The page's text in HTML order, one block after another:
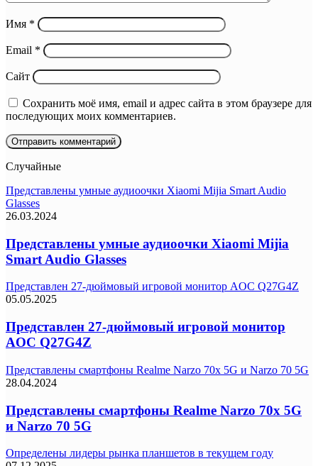
Имя *
Email *
Сайт
Сохранить моё имя, email и адрес сайта в этом браузере для
последующих моих комментариев.
Случайные
Представлены умные аудиоочки Xiaomi Mijia Smart Audio
Glasses
26.03.2024
Представлены умные аудиоочки Xiaomi Mijia
Smart Audio Glasses
Представлен 27-дюймовый игровой монитор AOC Q27G4Z
05.05.2025
Представлен 27-дюймовый игровой монитор
AOC Q27G4Z
Представлены смартфоны Realme Narzo 70x 5G и Narzo 70 5G
28.04.2024
Представлены смартфоны Realme Narzo 70x 5G
и Narzo 70 5G
Определены лидеры рынка планшетов в текущем году